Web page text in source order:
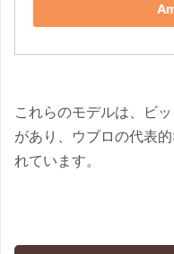
これらのモデルは、ビ
があり、ウブロの代表
れています。